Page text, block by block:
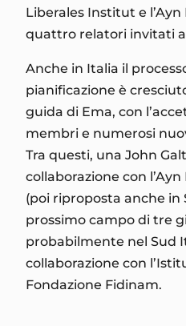
Liberales Institut e
quattro relatori invitati
Anche in Italia il
pianificazione è
guida di Ema, con
membri e numerosi
Tra questi, una John
collaborazione con
(poi riproposta anche in
prossimo campo di tre
probabilmente nel Sud
collaborazione con
Fondazione Fidinam.